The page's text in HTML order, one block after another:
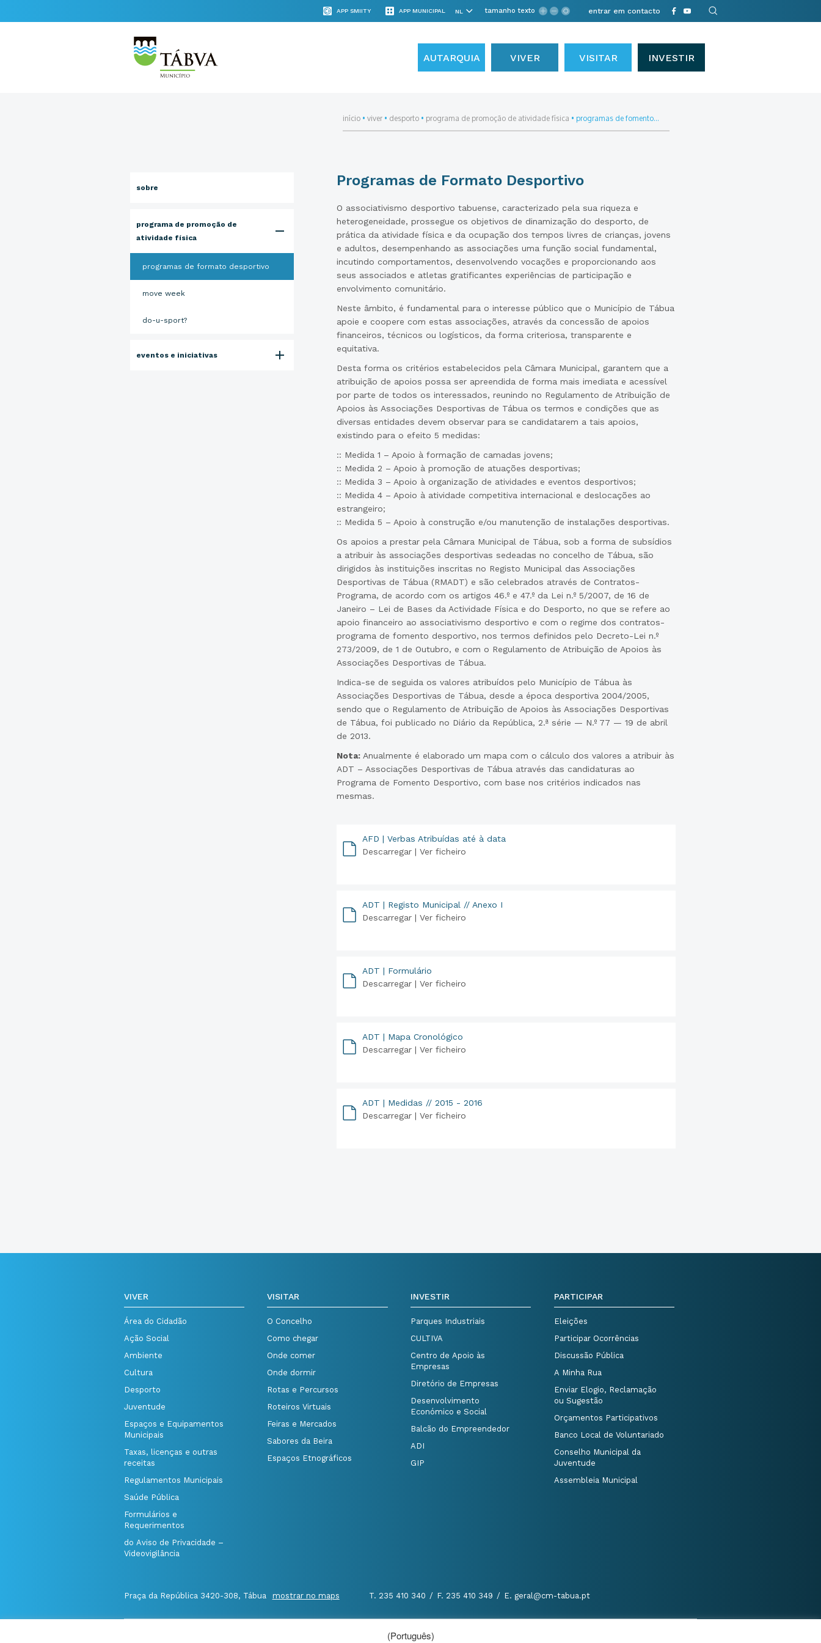
APP SMIITY APP MUNICIPAL tamanho texto entrar em contacto
AUTARQUIA VIVER VISITAR INVESTIR
sobre
programa de promoção de
atividade física
programas de formato desportivo
move week
do-u-sport?
eventos e iniciativas
início•viver• desporto• programa de promoção de atividade física • programas de fomento...
Programas de Formato Desportivo
O associativismo desportivo tabuense, caracterizado pela sua riqueza e
heterogeneidade, prossegue os objetivos de dinamização do desporto, de
prática da atividade física e da ocupação dos tempos livres de crianças, jovens
e adultos, desempenhando as associações uma função social fundamental,
incutindo comportamentos, desenvolvendo vocações e proporcionando aos
seus associados e atletas gratificantes experiências de participação e
envolvimento comunitário.
Neste âmbito, é fundamental para o interesse público que o Município de Tábua
apoie e coopere com estas associações, através da concessão de apoios
financeiros, técnicos ou logísticos, da forma criteriosa, transparente e
equitativa.
Desta forma os critérios estabelecidos pela Câmara Municipal, garantem que a
atribuição de apoios possa ser apreendida de forma mais imediata e acessível
por parte de todos os interessados, reunindo no Regulamento de Atribuição de
Apoios às Associações Desportivas de Tábua os termos e condições que as
diversas entidades devem observar para se candidatarem a tais apoios,
existindo para o efeito 5 medidas:
:: Medida 1 – Apoio à formação de camadas jovens;
:: Medida 2 – Apoio à promoção de atuações desportivas;
:: Medida 3 – Apoio à organização de atividades e eventos desportivos;
:: Medida 4 – Apoio à atividade competitiva internacional e deslocações ao
estrangeiro;
:: Medida 5 – Apoio à construção e/ou manutenção de instalações desportivas.
Os apoios a prestar pela Câmara Municipal de Tábua, sob a forma de subsídios
a atribuir às associações desportivas sedeadas no concelho de Tábua, são
dirigidos às instituições inscritas no Registo Municipal das Associações
Desportivas de Tábua (RMADT) e são celebrados através de Contratos-
Programa, de acordo com os artigos 46.º e 47.º da Lei n.º 5/2007, de 16 de
Janeiro – Lei de Bases da Actividade Física e do Desporto, no que se refere ao
apoio financeiro ao associativismo desportivo e com o regime dos contratos-
programa de fomento desportivo, nos termos definidos pelo Decreto-Lei n.º
273/2009, de 1 de Outubro, e com o Regulamento de Atribuição de Apoios às
Associações Desportivas de Tábua.
Indica-se de seguida os valores atribuídos pelo Município de Tábua às
Associações Desportivas de Tábua, desde a época desportiva 2004/2005,
sendo que o Regulamento de Atribuição de Apoios às Associações Desportivas
de Tábua, foi publicado no Diário da República, 2.ª série — N.º 77 — 19 de abril
de 2013.
Nota:Anualmente é elaborado um mapa com o cálculo dos valores a atribuir às
ADT – Associações Desportivas de Tábua através das candidaturas ao
Programa de Fomento Desportivo, com base nos critérios indicados nas
mesmas.
AFD | Verbas Atribuídas até à data
Descarregar | Ver ficheiro
ADT | Registo Municipal // Anexo I
Descarregar | Ver ficheiro
ADT | Formulário
Descarregar | Ver ficheiro
ADT | Mapa Cronológico
Descarregar | Ver ficheiro
ADT | Medidas // 2015 - 2016
Descarregar | Ver ficheiro
VIVER
Área do Cidadão
Ação Social
Ambiente
Cultura
Desporto
Juventude
Espaços e Equipamentos
Municipais
Taxas, licenças e outras
receitas
Regulamentos Municipais
Saúde Pública
Formulários e
Requerimentos
do Aviso de Privacidade –
Videovigilância
VISITAR
O Concelho
Como chegar
Onde comer
Onde dormir
Rotas e Percursos
Roteiros Virtuais
Feiras e Mercados
Sabores da Beira
Espaços Etnográficos
INVESTIR
Parques Industriais
CULTIVA
Centro de Apoio às
Empresas
Diretório de Empresas
Desenvolvimento
Económico e Social
Balcão do Empreendedor
ADI
GIP
PARTICIPAR
Eleições
Participar Ocorrências
Discussão Pública
A Minha Rua
Enviar Elogio, Reclamação
ou Sugestão
Orçamentos Participativos
Banco Local de Voluntariado
Conselho Municipal da
Juventude
Assembleia Municipal
Praça da República 3420-308, Tábua mostrar no maps T. 235 410 340 / F. 235 410 349 / E. geral@cm-tabua.pt
(Português)